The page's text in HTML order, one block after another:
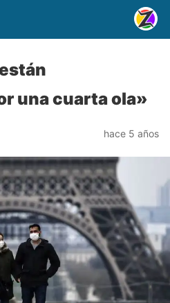
una cuarta ola»
hace 5 años